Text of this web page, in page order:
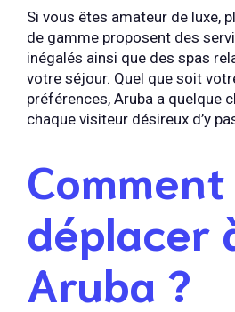
Si vous êtes amateur de luxe,
de gamme proposent des
inégalés ainsi que des spas
votre séjour. Quel que soit
préférences, Aruba a quelque
chaque visiteur désireux d’y
déplacer
Aruba ?